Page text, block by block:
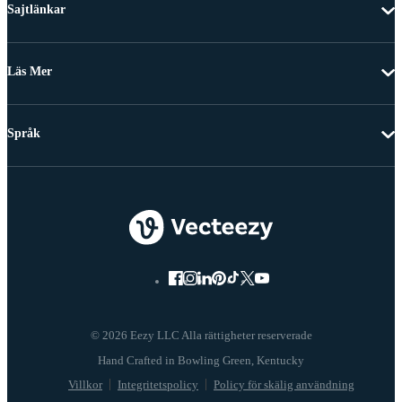
Sajtlänkar
Läs Mer
© 2026 Eezy LLC Alla rättigheter reserverade
Villkor Integritetspolicy Policy för skälig användning
Språk